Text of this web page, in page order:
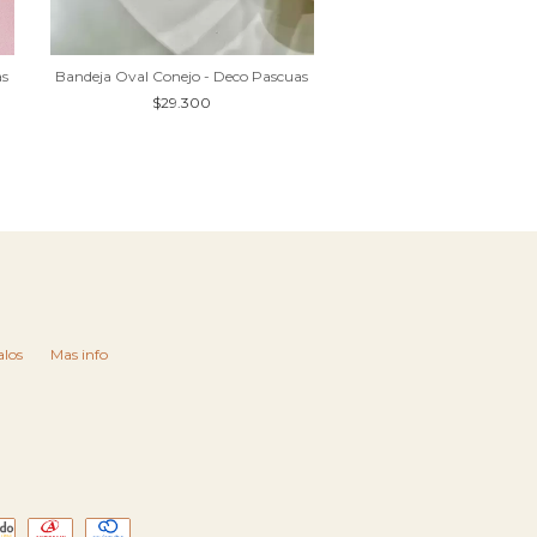
Bandeja Oval Conejo - Deco Pascuas
$29.300
Mas info